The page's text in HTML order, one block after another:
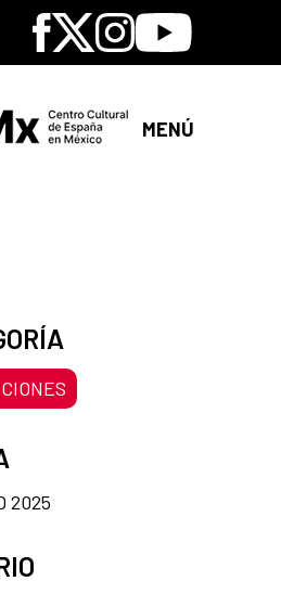
Facebook
X Instagram
Youtube
MENÚ
2025